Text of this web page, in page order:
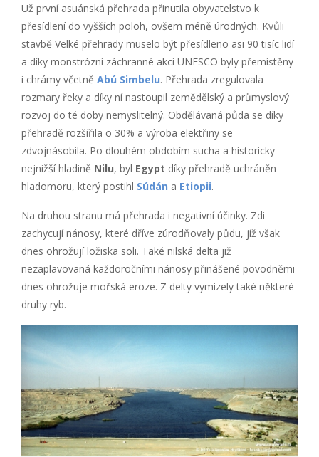
Už první asuánská přehrada přinutila obyvatelstvo k
přesídlení do vyšších poloh, ovšem méně úrodných. Kvůli
stavbě Velké přehrady muselo být přesídleno asi 90 tisíc lidí
a díky monstrózní záchranné akci UNESCO byly přemístěny
i chrámy včetně Abú Simbelu. Přehrada zregulovala
rozmary řeky a díky ní nastoupil zemědělský a průmyslový
rozvoj do té doby nemyslitelný. Obdělávaná půda se díky
přehradě rozšířila o 30% a výroba elektřiny se
zdvojnásobila. Po dlouhém obdobím sucha a historicky
nejnižší hladině Nilu, byl Egypt díky přehradě uchráněn
hladomoru, který postihl Súdán a Etiopii.
Na druhou stranu má přehrada i negativní účinky. Zdi
zachycují nánosy, které dříve zúrodňovaly půdu, jíž však
dnes ohrožují ložiska soli. Také nilská delta již
nezaplavovaná každoročními nánosy přinášené povodněmi
dnes ohrožuje mořská eroze. Z delty vymizely také některé
druhy ryb.